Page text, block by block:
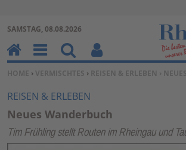
Zum Inhalt springen ↓
SAMSTAG, 08.08.2026
SIE BEFINDEN SICH HIER:
HOME › VERMISCHTES › REISEN & ERLEBEN ›
REISEN & ERLEBEN
Neues Wanderbuch
Tim Frühling stellt Routen im Rheingau und
H
o
m
e
M
en
u
Su
ch
en
Be
nu
tz
erf
un
kti